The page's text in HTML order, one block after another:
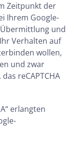
Zeitpunkt der
Ihrem Google-
und
Verhalten auf
wollen,
und zwar
reCAPTCHA
erlangten